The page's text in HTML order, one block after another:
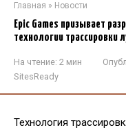
Главная » Новости
Epic Games призывает
технологии трассировки
На чтение: 2 мин
SitesReady
Технология